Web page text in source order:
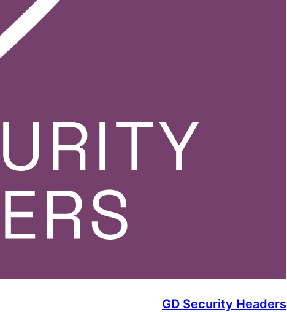
GD Security Headers